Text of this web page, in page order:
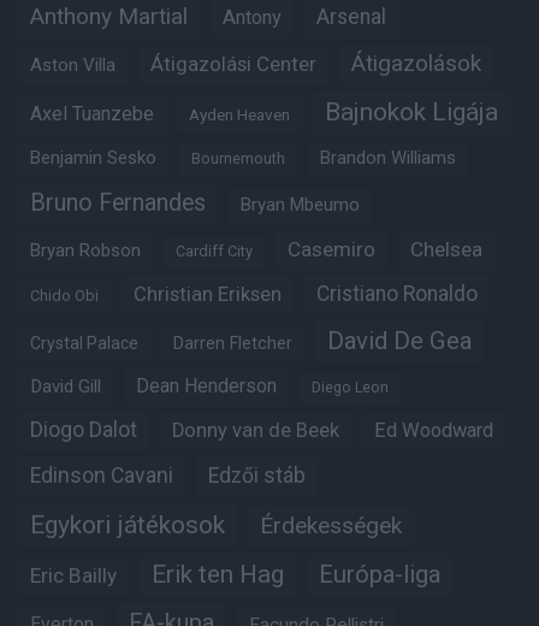
Anthony Martial Antony Arsenal
Aston Villa Átigazolási Center Átigazolások
Axel Tuanzebe Ayden Heaven Bajnokok Ligája
Benjamin Sesko Bournemouth Brandon Williams
Bruno Fernandes Bryan Mbeumo
Bryan Robson Cardiff City Casemiro Chelsea
Chido Obi Christian Eriksen Cristiano Ronaldo
Crystal Palace Darren Fletcher David De Gea
David Gill Dean Henderson Diego Leon
Diogo Dalot Donny van de Beek Ed Woodward
Edinson Cavani Edzői stáb
Egykori játékosok Érdekességek
Eric Bailly Erik ten Hag Európa-liga